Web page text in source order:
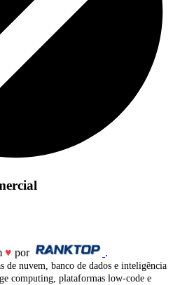
♥ por .
de nuvem, banco de dados e inteligência
computing, plataformas low-code e